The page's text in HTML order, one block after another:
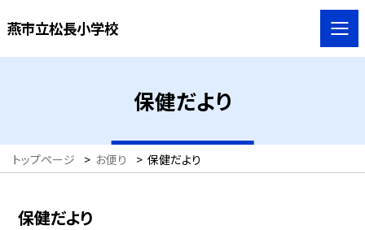
燕市立松長小学校
保健だより
トップページ > お便り > 保健だより
保健だより